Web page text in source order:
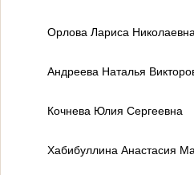
Орлова Лариса Николаевна
Андреева Наталья
Кочнева Юлия Сергеевна
Хабибуллина Анастасия